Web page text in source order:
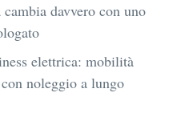
davvero con uno
elettrica: mobilità
noleggio a lungo